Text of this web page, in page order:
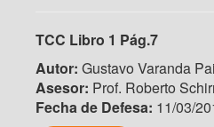
TCC Libro 1 Pág.7
Autor: Gustavo Varanda
Asesor: Prof. Roberto
Fecha de Defesa: 11/03/